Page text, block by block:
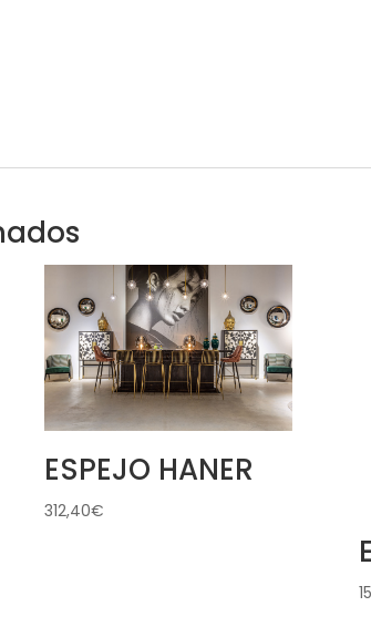
ESPEJO HANER
312,40€